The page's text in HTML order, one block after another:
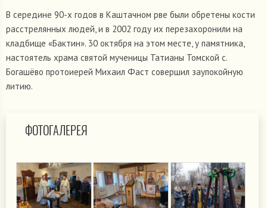
В середине 90-х годов в Каштачном рве были обретены кости
расстрелянных людей, и в 2002 году их перезахоронили на
кладбище «Бактин». 30 октября на этом месте, у памятника,
настоятель храма святой мученицы Татианы Томской с.
Богашёво протоиерей Михаил Фаст совершил заупокойную
литию.
ФОТОГАЛЕРЕЯ